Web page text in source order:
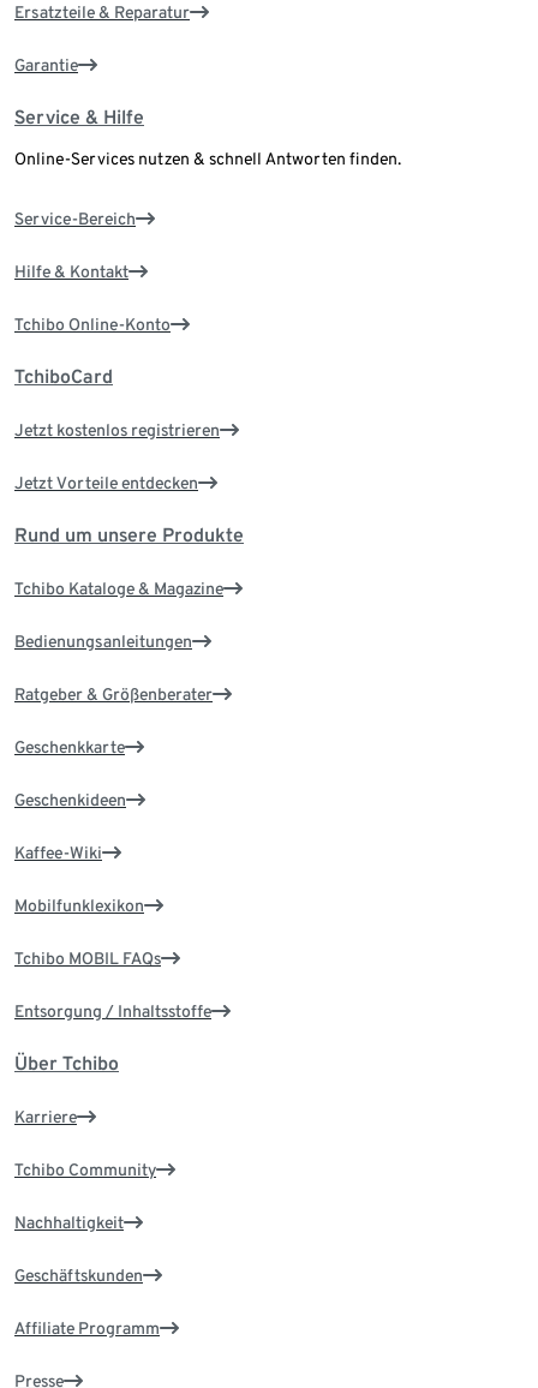
Ersatzteile & Reparatur
Garantie
Service & Hilfe
Online-Services nutzen & schnell Antworten finden.
Service-Bereich
Hilfe & Kontakt
Tchibo Online-Konto
TchiboCard
Jetzt kostenlos registrieren
Jetzt Vorteile entdecken
Rund um unsere Produkte
Tchibo Kataloge & Magazine
Bedienungsanleitungen
Ratgeber & Größenberater
Geschenkkarte
Geschenkideen
Kaffee-Wiki
Mobilfunklexikon
Tchibo MOBIL FAQs
Entsorgung / Inhaltsstoffe
Über Tchibo
Karriere
Tchibo Community
Nachhaltigkeit
Geschäftskunden
Affiliate Programm
Presse